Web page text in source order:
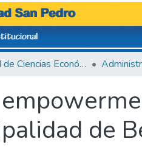
Facultad de Ciencias Económicas y Administrativas
de